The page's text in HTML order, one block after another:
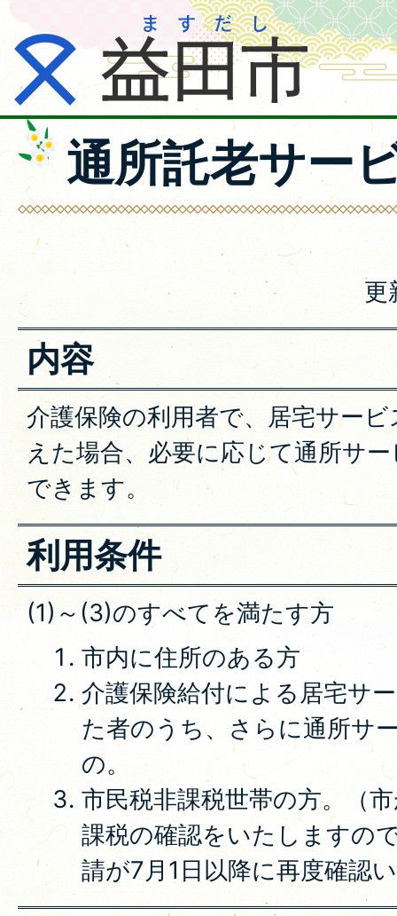
通所託老サー
更
内容
介護保険の利用者で、居宅サー
えた場合、必要に応じて通所サ
できます。
利用条件
(1)～(3)のすべてを満たす方
市内に住所のある方
介護保険給付による居宅サ
た者のうち、さらに通所サ
の。
市民税非課税世帯の方。（
課税の確認をいたしますの
請が7月1日以降に再度確認